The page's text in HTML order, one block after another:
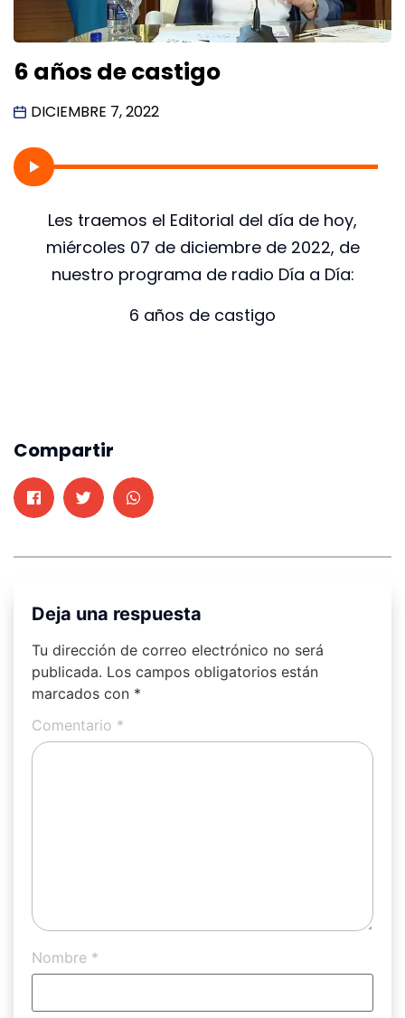
6 años de castigo
DICIEMBRE 7, 2022
Les traemos el Editorial del día de hoy,
miércoles 07 de diciembre de 2022, de
nuestro programa de radio Día a Día:
6 años de castigo
Compartir
Deja una respuesta
Tu dirección de correo electrónico no será
publicada. Los campos obligatorios están
marcados con *
Comentario *
Nombre *